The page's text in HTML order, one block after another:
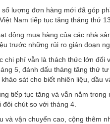
lượng đơn hàng mới đã góp
Nam tiếp tục tăng tháng thứ
động mua hàng của các nhà
trước những rủi ro gián đoạn
chi phí vẫn là thách thức lớn đối
5, đánh dấu tháng tăng thứ
sát cho biết nhiên liệu, dầu
tiếp tục tăng và vẫn nằm
chút so với tháng 4.
và vận chuyển cao, cộng thêm